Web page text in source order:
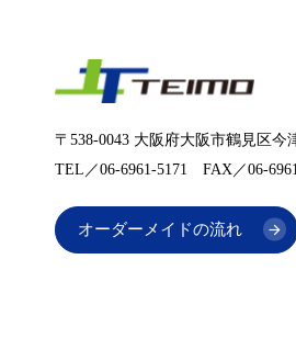
〒538-0043 大阪府大阪市鶴見区今
TEL／06-6961-5171 FAX／06-
オーダーメイドの流れ